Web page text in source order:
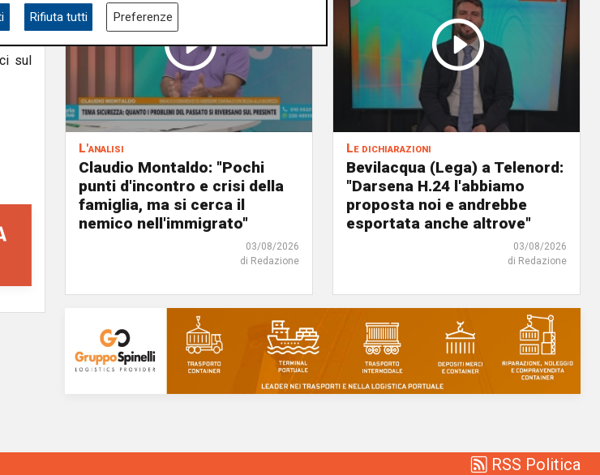
sul
L'analisi
Claudio Montaldo: "Pochi
punti d'incontro e crisi della
famiglia, ma si cerca il
nemico nell'immigrato"
03/08/2026
di Redazione
Le dichiarazioni
Bevilacqua (Lega) a Telenord:
"Darsena H.24 l'abbiamo
proposta noi e andrebbe
esportata anche altrove"
03/08/2026
di Redazione
RSS Politica
Rifiuta tutti Preferenze